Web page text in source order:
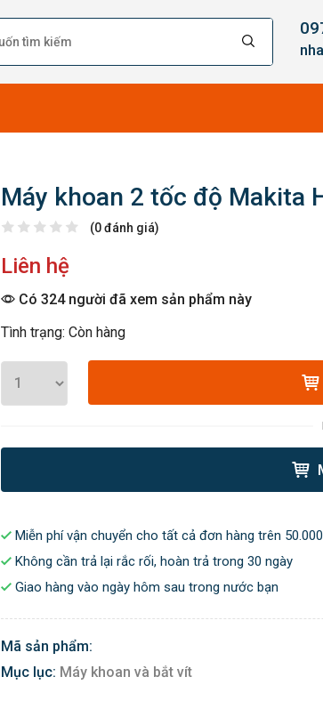
Máy khoan 2 tốc độ Makita
(0 đánh giá)
Liên hệ
Có 324 người đã xem sản phẩm này
Tình trạng: Còn hàng
Miễn phí vận chuyển cho tất cả đơn hàng trên 50.000
Không cần trả lại rắc rối, hoàn trả trong 30 ngày
Giao hàng vào ngày hôm sau trong nước bạn
Mã sản phẩm:
Mục lục: Máy khoan và bắt vít